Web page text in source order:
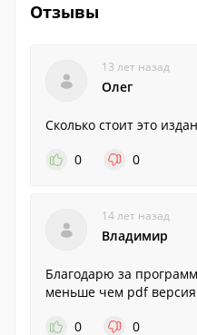
Отзывы
13 лет назад
Олег
Сколько стоит это
0
0
14 лет назад
Владимир
Благодарю за
меньше чем pdf
0
0